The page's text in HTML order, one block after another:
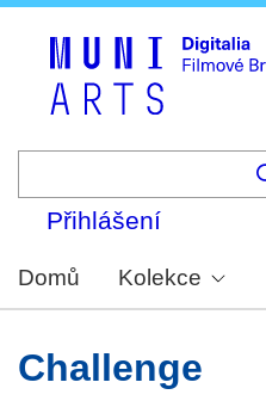
Přihlášení
Domů Kolekce
Challenge